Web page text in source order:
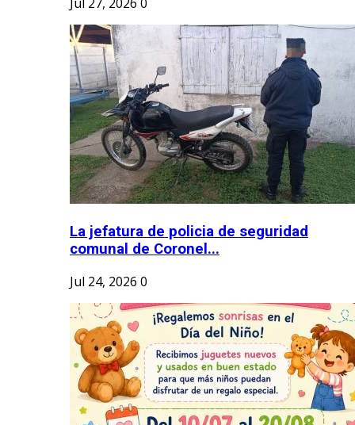
La jefatura de policia de seguridad
comunal de Coronel...
Jul 24, 2026 0